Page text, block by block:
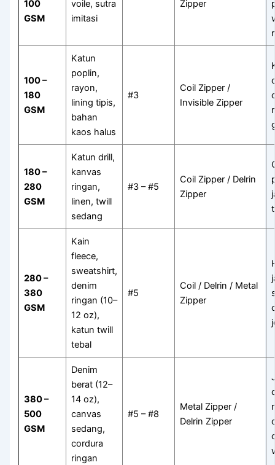
100
GSM
voile, sutra
imitasi
Zipper
100 –
180
GSM
Katun
poplin,
rayon,
lining tipis,
bahan
kaos halus
#3
Coil Zipper /
Invisible Zipper
180 –
280
GSM
Katun drill,
kanvas
ringan,
linen, twill
sedang
#3 – #5
Coil Zipper / Delrin
Zipper
280 –
380
GSM
Kain
fleece,
sweatshirt,
denim
ringan (10–
12 oz),
katun twill
tebal
#5
Coil / Delrin / Metal
Zipper
380 –
500
GSM
Denim
berat (12–
14 oz),
canvas
sedang,
cordura
ringan
#5 – #8
Metal Zipper /
Delrin Zipper